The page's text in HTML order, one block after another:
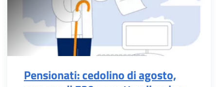
Pensionati: cedolino di agosto,